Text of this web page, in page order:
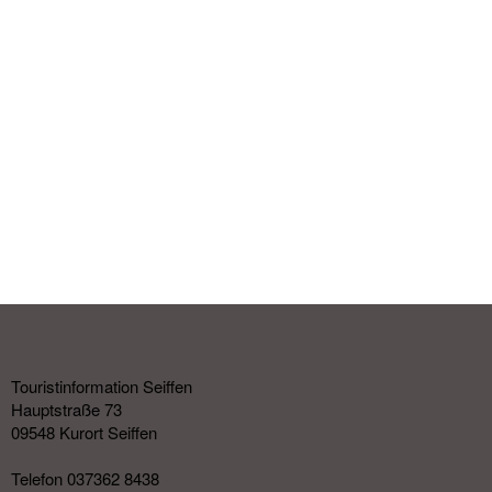
Touristinformation Seiffen
Hauptstraße 73
09548 Kurort Seiffen
Telefon 037362 8438